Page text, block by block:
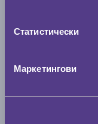
Статистически
Маркетингови